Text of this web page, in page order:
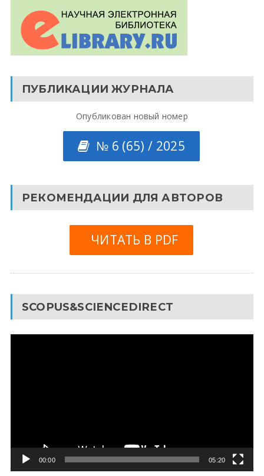
ПУБЛИКАЦИИ ЖУРНАЛА
Опубликован новый номер
№ 6 (65) / 2025
РЕКОМЕНДАЦИИ ДЛЯ АВТОРОВ
ЧИТАТЬ В PDF
SCOPUS&SCIENCEDIRECT
00:00 05:20